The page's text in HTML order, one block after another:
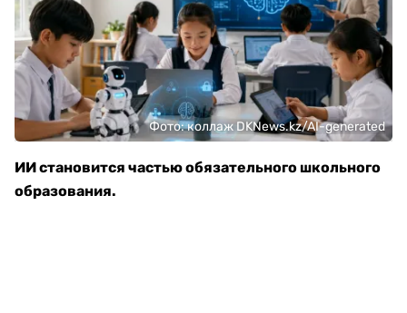
Фото: коллаж DKNews.kz/AI-generated
ИИ становится частью обязательного школьного
образования.